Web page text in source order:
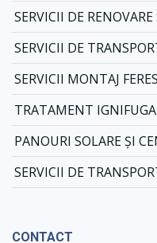
SERVICII DE
SERVICII DE
SERVICII MONTAJ
TRATAMENT
PANOURI SOLARE ȘI
SERVICII DE
CONTACT